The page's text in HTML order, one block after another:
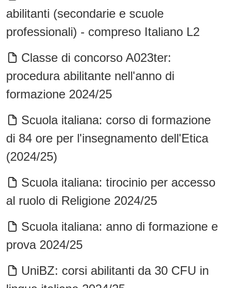
abilitanti (secondarie e scuole
professionali) - compreso Italiano L2
Classe di concorso A023ter:
procedura abilitante nell'anno di
formazione 2024/25
Scuola italiana: corso di formazione
di 84 ore per l'insegnamento dell'Etica
(2024/25)
Scuola italiana: tirocinio per accesso
al ruolo di Religione 2024/25
Scuola italiana: anno di formazione e
prova 2024/25
UniBZ: corsi abilitanti da 30 CFU in